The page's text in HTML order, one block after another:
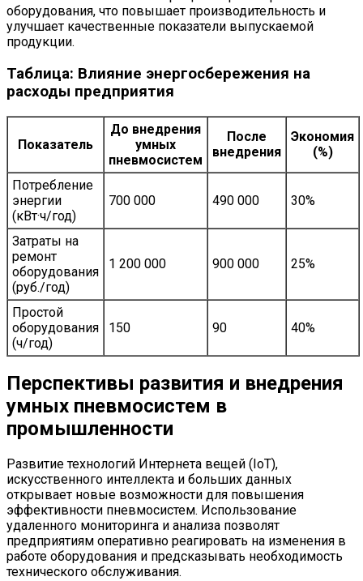
оборудования, что повышает производительность и
улучшает качественные показатели выпускаемой
продукции.
Таблица: Влияние энергосбережения на
расходы предприятия
Показатель
До внедрения
умных
пневмосистем
После
внедрения
Экономия
(%)
Потребление
энергии
(кВт·ч/год)
700 000 490 000 30%
Затраты на
ремонт
оборудования
(руб./год)
1 200 000 900 000 25%
Простой
оборудования
(ч/год)
150 90 40%
Перспективы развития и внедрения
умных пневмосистем в
промышленности
Развитие технологий Интернета вещей (IoT),
искусственного интеллекта и больших данных
открывает новые возможности для повышения
эффективности пневмосистем. Использование
удаленного мониторинга и анализа позволят
предприятиям оперативно реагировать на изменения в
работе оборудования и предсказывать необходимость
технического обслуживания.